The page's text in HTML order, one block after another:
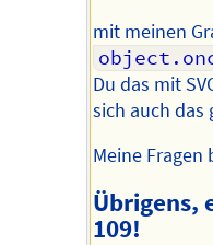
mit meinen
Du das mit
sich auch das
Meine Fragen
Übrigens,
109!